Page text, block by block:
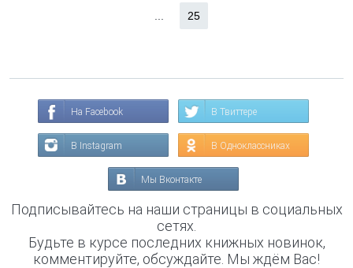
25
На Facebook В Твиттере
В Instagram В Одноклассниках
Мы Вконтакте
Подписывайтесь на наши страницы в социальных
сетях.
Будьте в курсе последних книжных новинок,
комментируйте, обсуждайте. Мы ждём Вас!